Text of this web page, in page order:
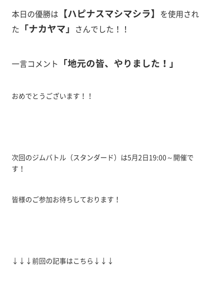
本日の優勝は 【ハピナスマシマシラ】 を使用され
た 「ナカヤマ」 さんでした！！
一言コメント 「地元の皆、やりました！」
おめでとうございます！！
次回のジムバトル（スタンダード）は5月2日19:00～開催で
す！
皆様のご参加お待ちしております！
↓↓↓前回の記事はこちら↓↓↓